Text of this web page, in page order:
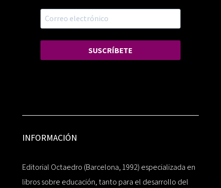
SUSCRÍBETE
INFORMACIÓN
Editorial Octaedro (Barcelona, 1992) especializada en
libros sobre educación, tanto para el desarrollo del